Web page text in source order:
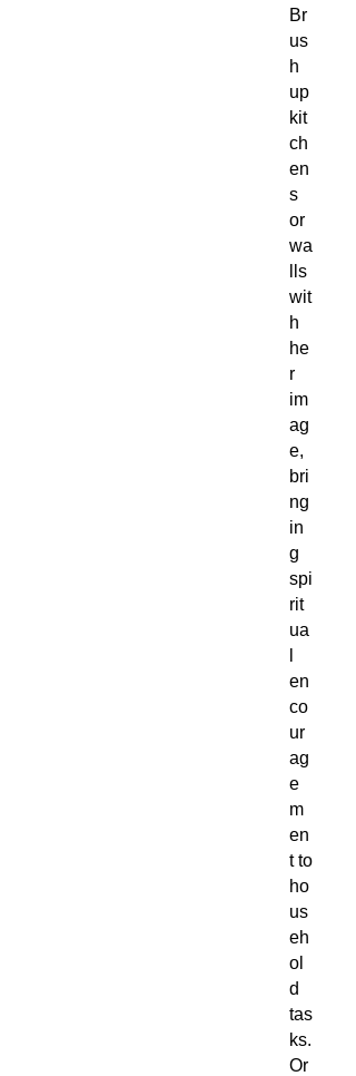
Br
us
h
up
kit
ch
en
s
or
wa
lls
wit
h
he
r
im
ag
e,
bri
ng
in
g
spi
rit
ua
en
co
ur
ag
e
m
en
t to
ho
us
eh
ol
d
tas
ks.
Or